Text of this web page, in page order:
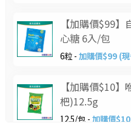
【加購價$99
心糖 6入/包
6粒 - 加購價$99 (
【加購價$10
杷)12.5g
12.5/包 - 加購價